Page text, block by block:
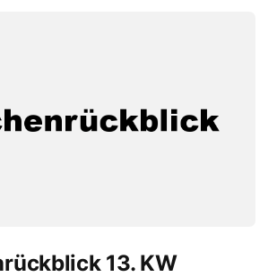
13. KW